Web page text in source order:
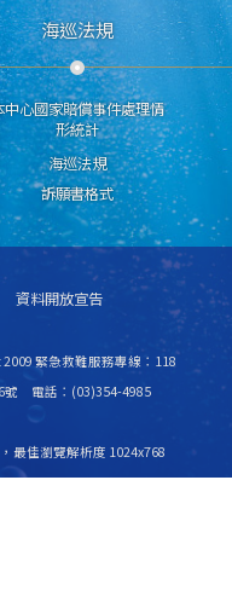
海巡法規
中心國家賠償事件處理情
形統計
海巡法規
訴願書格式
資料開放宣告
緊急救難服務專線：118
號 電話：(03)354-4985
最佳瀏覽解析度 1024x768